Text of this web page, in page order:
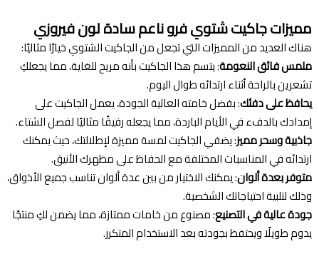
مميزات جاكيت شتوي فرو ناعم سادة لون فيروزي
هناك العديد من المميزات التي تجعل من الجاكيت الشتوي خيارًا مثاليًا:
ملمس فائق النعومة: يتسم هذا الجاكيت بأنه مريح للغاية، مما يجعلكِ
تشعرين بالراحة أثناء ارتدائه طوال اليوم.
يحافظ على دفئك: بفضل خامته العالية الجودة، يعمل الجاكيت على
إمدادك بالدفء في الأيام الباردة، مما يجعله رفيقًا مثاليًا لفصل الشتاء.
جاذبية وسحر مميز: يضفي الجاكيت لمسة مميزة لإطلالتك، حيث يمكنك
ارتدائه في المناسبات المختلفة مع الحفاظ على مظهرك الأنيق.
متوفر بعدة ألوان: يمكنك الاختيار من بين عدة ألوان تناسب جميع الأذواق،
وذلك لتلبية احتياجاتك الشخصية.
جودة عالية في التصنيع: مصنوع من خامات ممتازة، مما يضمن لكِ منتجًا
يدوم طويلًا ويحتفظ بجودته بعد الاستخدام المتكرر.